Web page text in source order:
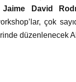
Jaime David
çok
düzenlenecek